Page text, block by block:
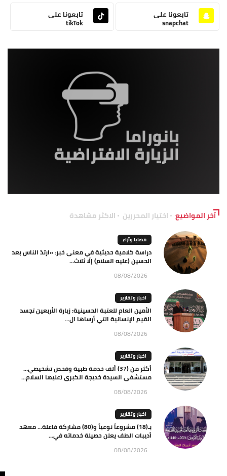
تابعونا على
snapchat
تابعونا على
tikTok
آخر المواضيع اختيار المحررين الاكثر مشاهدة
قضايا وآراء
دراسة كلامية حديثية في معنى خبر: «ارتدّ الناس بعد
الحسين (عليه السلام) إلّا ثلاث...
08/08/2026
اخبار وتقارير
الأمين العام للعتبة الحسينية: زيارة الأربعين تجسد
القيم الإنسانية التي أرساها ال...
08/08/2026
اخبار وتقارير
أكثر من (37) ألف خدمة طبية وفحص تشخيصي…
مستشفى السيدة خديجة الكبرى (عليها السلام...
08/08/2026
اخبار وتقارير
بـ(18) مشروعاً نوعياً و(80) مشاركة فاعلة… معهد
أديبات الطف يعلن حصيلة خدماته في...
08/08/2026